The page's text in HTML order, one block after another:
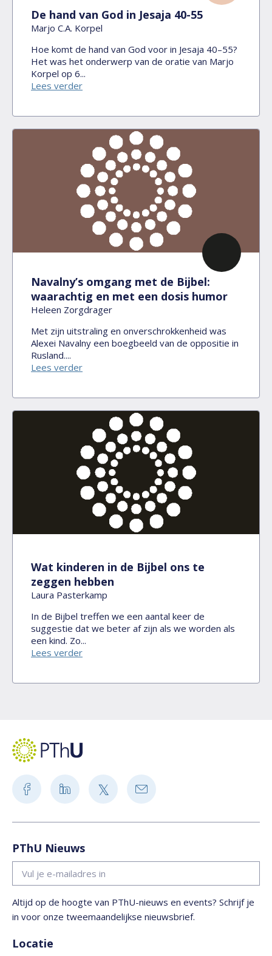
De hand van God in Jesaja 40-55
Marjo C.A. Korpel
Hoe komt de hand van God voor in Jesaja 40–55?
Het was het onderwerp van de oratie van Marjo
Korpel op 6...
Lees verder
Navalny’s omgang met de Bijbel:
waarachtig en met een dosis humor
Heleen Zorgdrager
Met zijn uitstraling en onverschrokkenheid was
Alexei Navalny een boegbeeld van de oppositie in
Rusland....
Lees verder
Wat kinderen in de Bijbel ons te
zeggen hebben
Laura Pasterkamp
In de Bijbel treffen we een aantal keer de
suggestie dat we beter af zijn als we worden als
een kind. Zo...
Lees verder
PThU Nieuws
Altijd op de hoogte van PThU-nieuws en events? Schrijf je
in voor onze tweemaandelijkse nieuwsbrief.
Locatie